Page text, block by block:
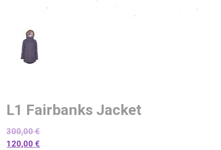
L1 Fairbanks Jacket
300,00€
120,00€